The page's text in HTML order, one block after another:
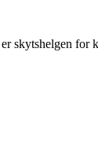
skytshelgen for